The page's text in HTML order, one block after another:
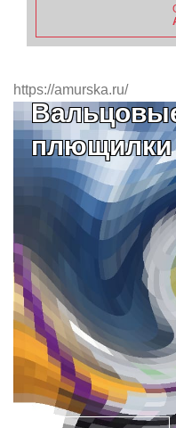
https://amurska.ru/
плющилки